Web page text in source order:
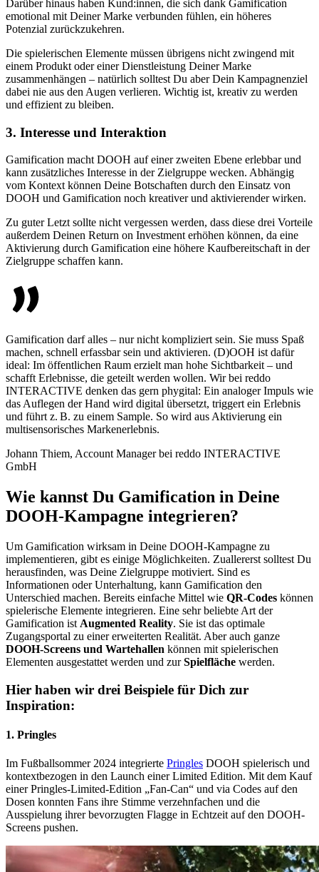
Darüber hinaus haben Kund:innen, die sich dank Gamification
emotional mit Deiner Marke verbunden fühlen, ein höheres
Potenzial zurückzukehren.
Die spielerischen Elemente müssen übrigens nicht zwingend mit
einem Produkt oder einer Dienstleistung Deiner Marke
zusammenhängen – natürlich solltest Du aber Dein Kampagnenziel
dabei nie aus den Augen verlieren. Wichtig ist, kreativ zu werden
und effizient zu bleiben.
3. Interesse und Interaktion
Gamification macht DOOH auf einer zweiten Ebene erlebbar und
kann zusätzliches Interesse in der Zielgruppe wecken. Abhängig
vom Kontext können Deine Botschaften durch den Einsatz von
DOOH und Gamification noch kreativer und aktivierender wirken.
Zu guter Letzt sollte nicht vergessen werden, dass diese drei Vorteile
außerdem Deinen Return on Investment erhöhen können, da eine
Aktivierung durch Gamification eine höhere Kaufbereitschaft in der
Zielgruppe schaffen kann.
Gamification darf alles – nur nicht kompliziert sein. Sie muss Spaß
machen, schnell erfassbar sein und aktivieren. (D)OOH ist dafür
ideal: Im öffentlichen Raum erzielt man hohe Sichtbarkeit – und
schafft Erlebnisse, die geteilt werden wollen. Wir bei reddo
INTERACTIVE denken das gern phygital: Ein analoger Impuls wie
das Auflegen der Hand wird digital übersetzt, triggert ein Erlebnis
und führt z. B. zu einem Sample. So wird aus Aktivierung ein
multisensorisches Markenerlebnis.
Johann Thiem, Account Manager bei reddo INTERACTIVE
GmbH
Wie kannst Du Gamification in Deine
DOOH-Kampagne integrieren?
Um Gamification wirksam in Deine DOOH-Kampagne zu
implementieren, gibt es einige Möglichkeiten. Zuallererst solltest Du
herausfinden, was Deine Zielgruppe motiviert. Sind es
Informationen oder Unterhaltung, kann Gamification den
Unterschied machen. Bereits einfache Mittel wie QR-Codes können
spielerische Elemente integrieren. Eine sehr beliebte Art der
Gamification ist Augmented Reality. Sie ist das optimale
Zugangsportal zu einer erweiterten Realität. Aber auch ganze
DOOH-Screens und Wartehallen können mit spielerischen
Elementen ausgestattet werden und zurSpielfläche werden.
Hier haben wir drei Beispiele für Dich zur
Inspiration:
1. Pringles
Im Fußballsommer 2024 integrierte Pringles DOOH spielerisch und
kontextbezogen in den Launch einer Limited Edition. Mit dem Kauf
einer Pringles-Limited-Edition „Fan-Can“ und via Codes auf den
Dosen konnten Fans ihre Stimme verzehnfachen und die
Ausspielung ihrer bevorzugten Flagge in Echtzeit auf den DOOH-
Screens pushen.